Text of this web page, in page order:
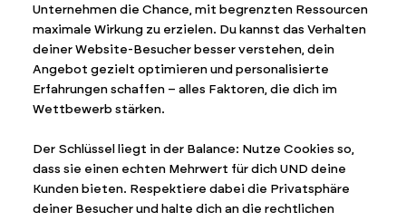
Unternehmen die Chance, mit begrenzten Ressourcen
maximale Wirkung zu erzielen. Du kannst das Verhalten
deiner Website-Besucher besser verstehen, dein
Angebot gezielt optimieren und personalisierte
Erfahrungen schaffen – alles Faktoren, die dich im
Wettbewerb stärken.
Der Schlüssel liegt in der Balance: Nutze Cookies so,
dass sie einen echten Mehrwert für dich UND deine
Kunden bieten. Respektiere dabei die Privatsphäre
deiner Besucher und halte dich an die rechtlichen